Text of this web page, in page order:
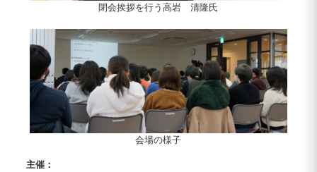
閉会挨拶を行う高岩 清隆氏
会場の様子
主催：